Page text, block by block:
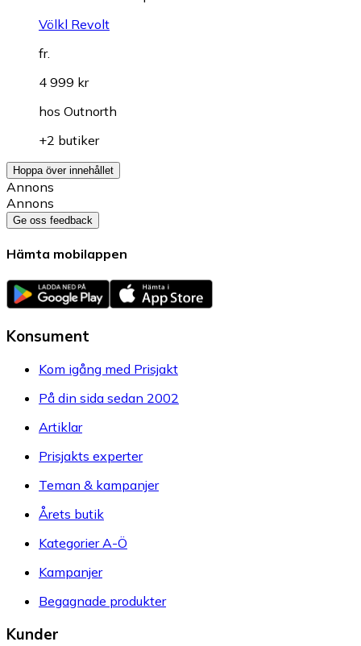
Völkl Revolt
fr.
4 999 kr
hos Outnorth
+2 butiker
Hoppa över innehållet
Annons
Annons
Ge oss feedback
Hämta mobilappen
Konsument
Kom igång med Prisjakt
På din sida sedan 2002
Artiklar
Prisjakts experter
Teman & kampanjer
Årets butik
Kategorier A-Ö
Kampanjer
Begagnade produkter
Kunder